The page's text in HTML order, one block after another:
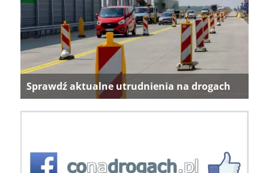
Sprawdź aktualne utrudnienia na drogach